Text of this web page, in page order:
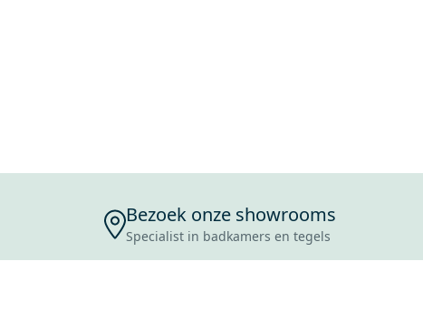
Bezoek onze showrooms
Specialist in badkamers en tegels